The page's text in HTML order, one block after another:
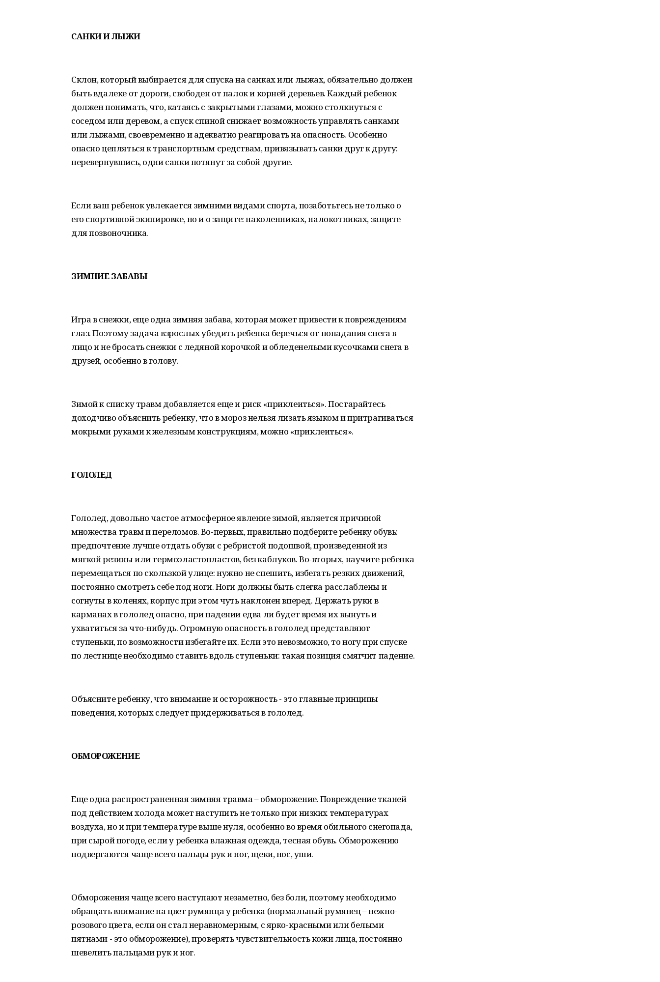
САНКИ И ЛЫЖИ
Склон, который выбирается для спуска на санках или лыжах, обязательно должен
быть вдалеке от дороги, свободен от палок и корней деревьев. Каждый ребенок
должен понимать, что, катаясь с закрытыми глазами, можно столкнуться с
соседом или деревом, а спуск спиной снижает возможность управлять санками
или лыжами, своевременно и адекватно реагировать на опасность. Особенно
опасно цепляться к транспортным средствам, привязывать санки друг к другу:
перевернувшись, одни санки потянут за собой другие.
Если ваш ребенок увлекается зимними видами спорта, позаботьтесь не только о
его спортивной экипировке, но и о защите: наколенниках, налокотниках, защите
для позвоночника.
ЗИМНИЕ ЗАБАВЫ
Игра в снежки, еще одна зимняя забава, которая может привести к повреждениям
глаз. Поэтому задача взрослых убедить ребенка беречься от попадания снега в
лицо и не бросать снежки с ледяной корочкой и обледенелыми кусочками снега в
друзей, особенно в голову.
Зимой к списку травм добавляется еще и риск «приклеиться». Постарайтесь
доходчиво объяснить ребенку, что в мороз нельзя лизать языком и притрагиваться
мокрыми руками к железным конструкциям, можно «приклеиться».
ГОЛОЛЕД
Гололед, довольно частое атмосферное явление зимой, является причиной
множества травм и переломов. Во-первых, правильно подберите ребенку обувь:
предпочтение лучше отдать обуви с ребристой подошвой, произведенной из
мягкой резины или термоэластопластов, без каблуков. Во-вторых, научите ребенка
перемещаться по скользкой улице: нужно не спешить, избегать резких движений,
постоянно смотреть себе под ноги. Ноги должны быть слегка расслаблены и
согнуты в коленях, корпус при этом чуть наклонен вперед. Держать руки в
карманах в гололед опасно, при падении едва ли будет время их вынуть и
ухватиться за что-нибудь. Огромную опасность в гололед представляют
ступеньки, по возможности избегайте их. Если это невозможно, то ногу при спуске
по лестнице необходимо ставить вдоль ступеньки: такая позиция смягчит падение.
Объясните ребенку, что внимание и осторожность - это главные принципы
поведения, которых следует придерживаться в гололед.
ОБМОРОЖЕНИЕ
Еще одна распространенная зимняя травма – обморожение. Повреждение тканей
под действием холода может наступить не только при низких температурах
воздуха, но и при температуре выше нуля, особенно во время обильного снегопада,
при сырой погоде, если у ребенка влажная одежда, тесная обувь. Обморожению
подвергаются чаще всего пальцы рук и ног, щеки, нос, уши.
Обморожения чаще всего наступают незаметно, без боли, поэтому необходимо
обращать внимание на цвет румянца у ребенка (нормальный румянец – нежно-
розового цвета, если он стал неравномерным, с ярко-красными или белыми
пятнами - это обморожение), проверять чувствительность кожи лица, постоянно
шевелить пальцами рук и ног.